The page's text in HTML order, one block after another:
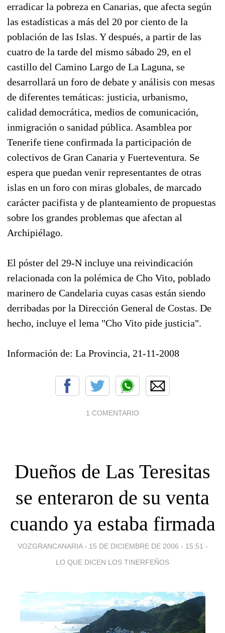
erradicar la pobreza en Canarias, que afecta según
las estadísticas a más del 20 por ciento de la
población de las Islas. Y después, a partir de las
cuatro de la tarde del mismo sábado 29, en el
castillo del Camino Largo de La Laguna, se
desarrollará un foro de debate y análisis con mesas
de diferentes temáticas: justicia, urbanismo,
calidad democrática, medios de comunicación,
inmigración o sanidad pública. Asamblea por
Tenerife tiene confirmada la participación de
colectivos de Gran Canaria y Fuerteventura. Se
espera que puedan venir representantes de otras
islas en un foro con miras globales, de marcado
carácter pacifista y de planteamiento de propuestas
sobre los grandes problemas que afectan al
Archipiélago.
El póster del 29-N incluye una reivindicación
relacionada con la polémica de Cho Vito, poblado
marinero de Candelaria cuyas casas están siendo
derribadas por la Dirección General de Costas. De
hecho, incluye el lema "Cho Vito pide justicia".
Información de: La Provincia, 21-11-2008
1 COMENTARIO
Dueños de Las Teresitas
se enteraron de su venta
cuando ya estaba firmada
VOZGRANCANARIA - 15 DE DICIEMBRE DE 2006 - 15:51 -
LO QUE DICEN LOS TINERFEÑOS